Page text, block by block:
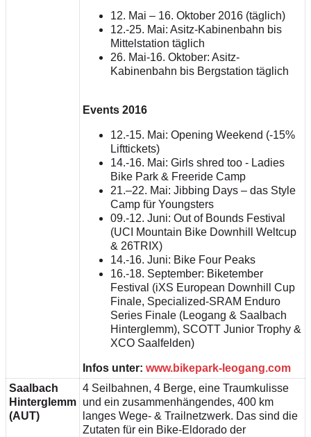
12. Mai – 16. Oktober 2016 (täglich)
12.-25. Mai: Asitz-Kabinenbahn bis
Mittelstation täglich
26. Mai-16. Oktober: Asitz-
Kabinenbahn bis Bergstation täglich
Events 2016
12.-15. Mai: Opening Weekend (-15%
Lifttickets)
14.-16. Mai: Girls shred too - Ladies
Bike Park & Freeride Camp
21.–22. Mai: Jibbing Days – das Style
Camp für Youngsters
09.-12. Juni: Out of Bounds Festival
(UCI Mountain Bike Downhill Weltcup
& 26TRIX)
14.-16. Juni: Bike Four Peaks
16.-18. September: Biketember
Festival (iXS European Downhill Cup
Finale, Specialized-SRAM Enduro
Series Finale (Leogang & Saalbach
Hinterglemm), SCOTT Junior Trophy &
XCO Saalfelden)
Infos unter: www.bikepark-leogang.com
Saalbach
Hinterglemm
(AUT)
4 Seilbahnen, 4 Berge, eine Traumkulisse
und ein zusammenhängendes, 400 km
langes Wege- & Trailnetzwerk. Das sind die
Zutaten für ein Bike-Eldorado der